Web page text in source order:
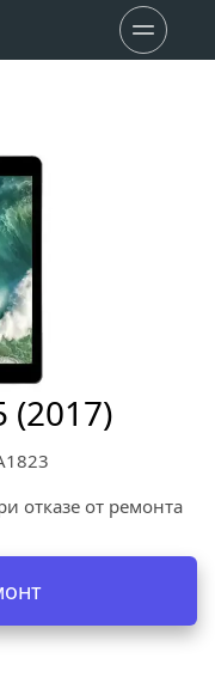
(2017)
отказе от ремонта